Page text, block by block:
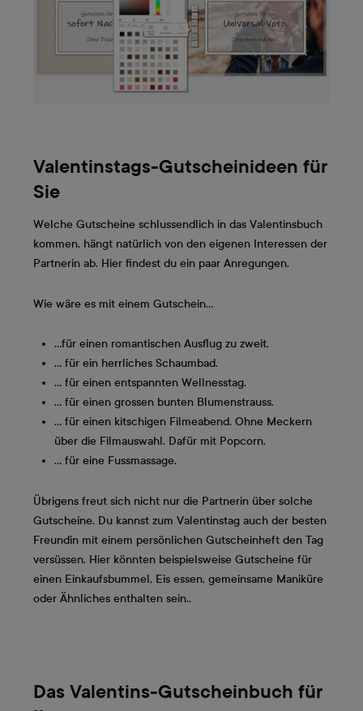
Valentinstags-Gutscheinideen für
Sie
Welche Gutscheine schlussendlich in das Valentinsbuch
kommen, hängt natürlich von den eigenen Interessen der
Partnerin ab. Hier findest du ein paar Anregungen.
Wie wäre es mit einem Gutschein…
…für einen romantischen Ausflug zu zweit.
… für ein herrliches Schaumbad.
… für einen entspannten Wellnesstag.
… für einen grossen bunten Blumenstrauss.
… für einen kitschigen Filmeabend. Ohne Meckern
über die Filmauswahl. Dafür mit Popcorn.
… für eine Fussmassage.
Übrigens freut sich nicht nur die Partnerin über solche
Gutscheine. Du kannst zum Valentinstag auch der besten
Freundin mit einem persönlichen Gutscheinheft den Tag
versüssen. Hier könnten beispielsweise Gutscheine für
einen Einkaufsbummel, Eis essen, gemeinsame Maniküre
oder Ähnliches enthalten sein..
Das Valentins-Gutscheinbuch für